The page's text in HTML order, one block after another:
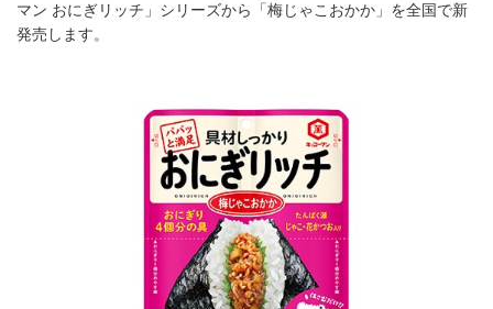
マン おにぎリッチ」シリーズから「梅じゃこおかか」を全国で新
発売します。